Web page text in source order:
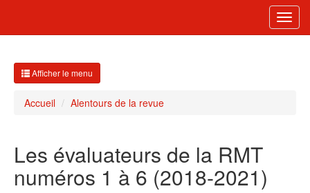
Afficher le menu
Accueil Alentours de la revue
Les évaluateurs de la RMT
numéros 1 à 6 (2018-2021)